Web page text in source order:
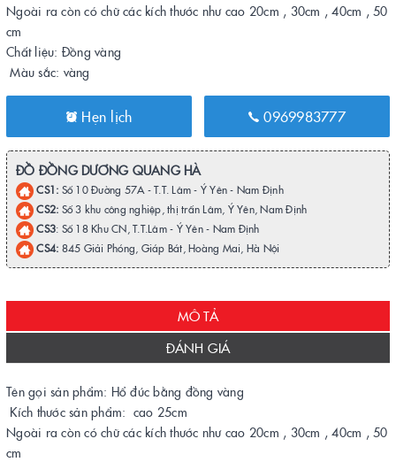
Ngoài ra còn có chữ các kích thước như cao 20cm , 30cm , 40cm , 50
cm
Chất liệu: Đồng vàng
Màu sắc: vàng
Hẹn lịch 0969983777
ĐỒ ĐỒNG DƯƠNG QUANG HÀ
CS1: Số 10 Đường 57A - T.T. Lâm - Ý Yên - Nam Định
CS2: Số 3 khu công nghiệp, thị trấn Lâm, Ý Yên, Nam Định
CS3: Số 18 Khu CN, T.T.Lâm - Ý Yên - Nam Định
CS4: 845 Giải Phóng, Giáp Bát, Hoàng Mai, Hà Nội
MÔ TẢ
ĐÁNH GIÁ
Tên gọi sản phẩm: Hổ đúc bằng đồng vàng
Kích thước sản phẩm: cao 25cm
Ngoài ra còn có chữ các kích thước như cao 20cm , 30cm , 40cm , 50
cm